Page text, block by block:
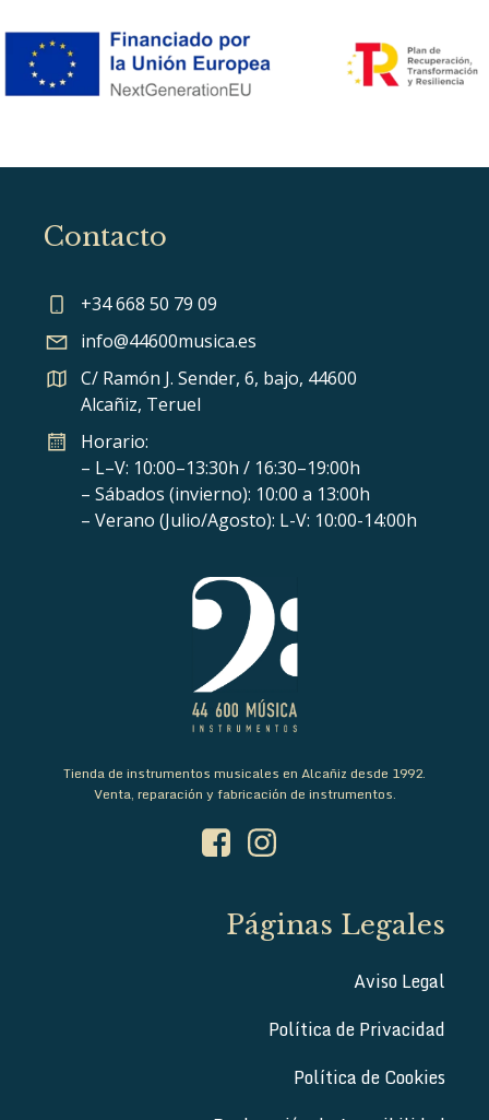
Contacto
+34 668 50 79 09
info@44600musica.es
C/ Ramón J. Sender, 6, bajo, 44600
Alcañiz, Teruel
Horario:
– L–V: 10:00–13:30h / 16:30–19:00h
– Sábados (invierno): 10:00 a 13:00h
– Verano (Julio/Agosto): L-V: 10:00-14:00h
Tienda de instrumentos musicales en Alcañiz desde 1992.
Venta, reparación y fabricación de instrumentos.
Páginas Legales
Aviso Legal
Política de Privacidad
Política de Cookies